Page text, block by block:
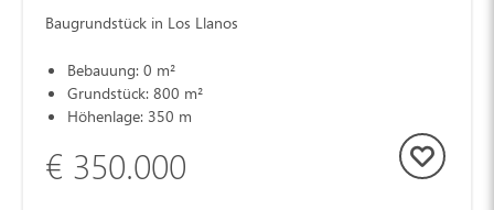
Baugrundstück in Los Llanos
Bebauung: 0 m²
Grundstück: 800 m²
Höhenlage: 350 m
€ 350.000